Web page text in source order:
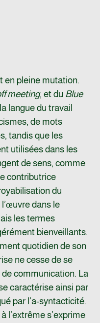
en pleine mutation.
meeting, et du Blue
langue du travail
de mots
tandis que les
utilisées dans les
de sens, comme
contributrice
du
dans le
les termes
bienveillants.
quotidien de son
ne cesse de se
communication. La
caractérise ainsi par
par l’a-syntacticité.
l’extrême s’exprime